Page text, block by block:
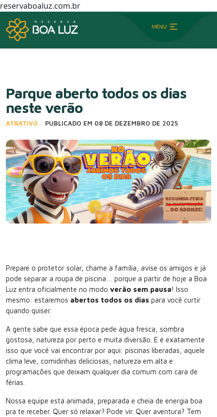
reservaboaluz.com.br
Parque aberto todos os dias
neste verão
ATRATIVO PUBLICADO EM 08 DE DEZEMBRO DE 2025
Prepare o protetor solar, chame a família, avise os amigos e já
pode separar a roupa de piscina… porque a partir de hoje a Boa
Luz entra oficialmente no modo verão sem pausa! Isso
mesmo: estaremos abertos todos os dias para você curtir
quando quiser.
A gente sabe que essa época pede água fresca, sombra
gostosa, natureza por perto e muita diversão. E é exatamente
isso que você vai encontrar por aqui: piscinas liberadas, aquele
clima leve, comidinhas deliciosas, natureza em alta e
programações que deixam qualquer dia comum com cara de
férias.
Nossa equipe está animada, preparada e cheia de energia boa
pra te receber. Quer só relaxar? Pode vir. Quer aventura? Tem